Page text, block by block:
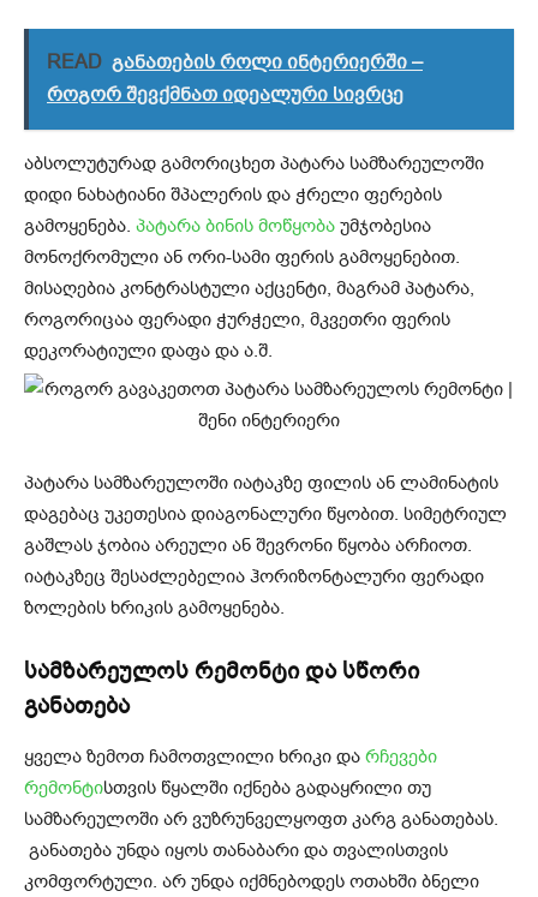
READ განათების როლი ინტერიერში –
როგორ შევქმნათ იდეალური სივრცე
აბსოლუტურად გამორიცხეთ პატარა სამზარეულოში
დიდი ნახატიანი შპალერის და ჭრელი ფერების
გამოყენება. პატარა ბინის მოწყობა უმჯობესია
მონოქრომული ან ორი-სამი ფერის გამოყენებით.
მისაღებია კონტრასტული აქცენტი, მაგრამ პატარა,
როგორიცაა ფერადი ჭურჭელი, მკვეთრი ფერის
დეკორატიული დაფა და ა.შ.
პატარა სამზარეულოში იატაკზე ფილის ან ლამინატის
დაგებაც უკეთესია დიაგონალური წყობით. სიმეტრიულ
გაშლას ჯობია არეული ან შევრონი წყობა არჩიოთ.
იატაკზეც შესაძლებელია ჰორიზონტალური ფერადი
ზოლების ხრიკის გამოყენება.
სამზარეულოს რემონტი და სწორი
განათება
ყველა ზემოთ ჩამოთვლილი ხრიკი და რჩევები
რემონტისთვის წყალში იქნება გადაყრილი თუ
სამზარეულოში არ ვუზრუნველყოფთ კარგ განათებას.
განათება უნდა იყოს თანაბარი და თვალისთვის
კომფორტული. არ უნდა იქმნებოდეს ოთახში ბნელი